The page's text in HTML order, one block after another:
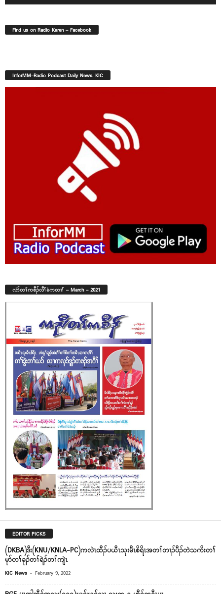
Find us on Radio Karen – Facebook
InforMM-Radio Podcast Daily News. KIC
လံာ်တၢ်ကစီၣ်လီၢ်ခံကတၢၢ် – March – 2021
EDITOR PICKS
(DKBA)ဒီး(KNU/KNLA-PC)ကလဲၤထီၣ်ပယီၤသုးမီၤစိရိၤအတၢ်တၢၣ်ပီၣ်တဲသကိးတၢ်
မုာ်တၢ်ခုၣ်တၢ်ရဲၣ်တၢ်ကျဲၤ
KIC News - February 9, 2022